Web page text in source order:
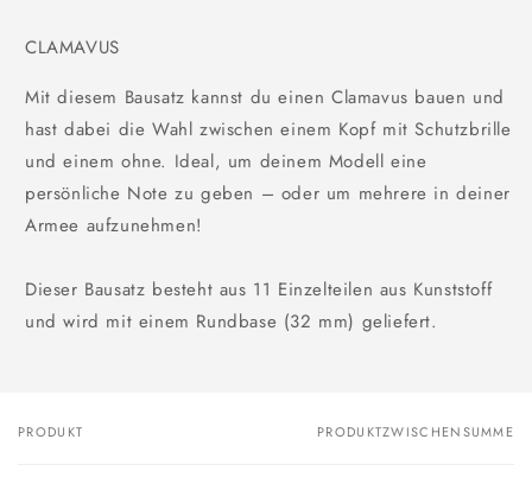
CLAMAVUS
Mit diesem Bausatz kannst du einen Clamavus bauen und
hast dabei die Wahl zwischen einem Kopf mit Schutzbrille
und einem ohne. Ideal, um deinem Modell eine
persönliche Note zu geben – oder um mehrere in deiner
Armee aufzunehmen!
Dieser Bausatz besteht aus 11 Einzelteilen aus Kunststoff
und wird mit einem Rundbase (32 mm) geliefert.
Dein
PRODUKT PRODUKTZWISCHENSUMME